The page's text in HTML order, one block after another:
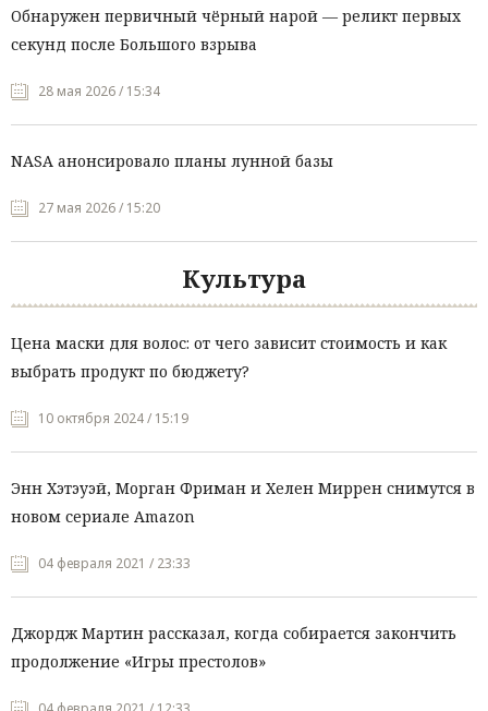
Обнаружен первичный чёрный нарой — реликт первых
секунд после Большого взрыва
28 мая 2026 / 15:34
NASA анонсировало планы лунной базы
27 мая 2026 / 15:20
Культура
Цена маски для волос: от чего зависит стоимость и как
выбрать продукт по бюджету?
10 октября 2024 / 15:19
Энн Хэтэуэй, Морган Фриман и Хелен Миррен снимутся в
новом сериале Amazon
04 февраля 2021 / 23:33
Джордж Мартин рассказал, когда собирается закончить
продолжение «Игры престолов»